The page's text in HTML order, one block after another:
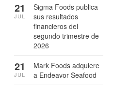
Sigma Foods publica
sus resultados
financieros del
segundo trimestre de
2026
21
JUL
Mark Foods adquiere
a Endeavor Seafood
21
JUL